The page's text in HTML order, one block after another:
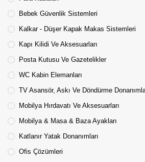
Bebek Güvenlik Sistemleri
Kalkar - Düşer Kapak Makas Sistemleri
Kapı Kilidi Ve Aksesuarları
Posta Kutusu Ve Gazetelikler
WC Kabin Elemanları
TV Asansör, Askı Ve Döndürme
Mobilya Hırdavatı Ve Aksesuarları
Mobilya & Masa & Baza Ayakları
Katlanır Yatak Donanımları
Ofis Çözümleri